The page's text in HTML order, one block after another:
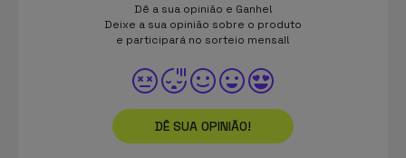
Dê a sua opinião e Ganhe!
Deixe a sua opinião sobre o produto
e participará no sorteio mensal!
DÊ SUA OPINIÃO!